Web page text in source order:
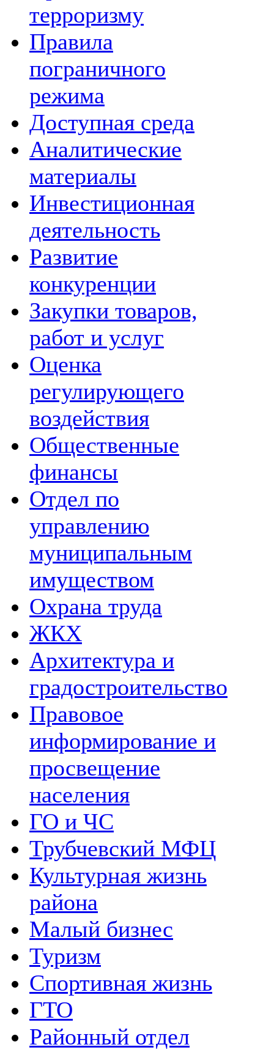
терроризму
Правила
пограничного
режима
Доступная среда
Аналитические
материалы
Инвестиционная
деятельность
Развитие
конкуренции
Закупки товаров,
работ и услуг
Оценка
регулирующего
воздействия
Общественные
финансы
Отдел по
управлению
муниципальным
имуществом
Охрана труда
ЖКХ
Архитектура и
градостроительство
Правовое
информирование и
просвещение
населения
ГО и ЧС
Трубчевский МФЦ
Культурная жизнь
района
Малый бизнес
Туризм
Спортивная жизнь
ГТО
Районный отдел